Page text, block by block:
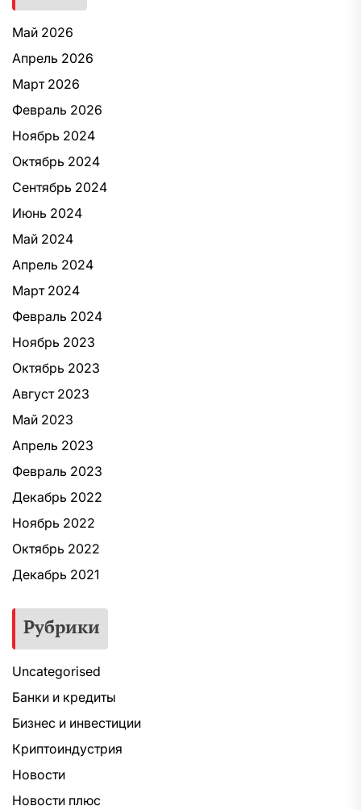
Май 2026
Апрель 2026
Март 2026
Февраль 2026
Ноябрь 2024
Октябрь 2024
Сентябрь 2024
Июнь 2024
Май 2024
Апрель 2024
Март 2024
Февраль 2024
Ноябрь 2023
Октябрь 2023
Август 2023
Май 2023
Апрель 2023
Февраль 2023
Декабрь 2022
Ноябрь 2022
Октябрь 2022
Декабрь 2021
Рубрики
Uncategorised
Банки и кредиты
Бизнес и инвестиции
Криптоиндустрия
Новости
Новости плюс